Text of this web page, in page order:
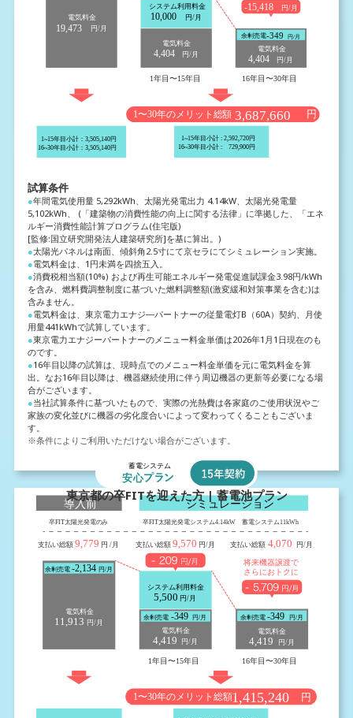
試算条件
●年間電気使用量 5,292kWh、太陽光発電出力 4.14kW、太陽光発電量
5,102kWh、 (「建築物の消費性能の向上に関する法律」に準拠した、「エネ
ルギー消費性能計算プログラム(住宅版)
[監修:国立研究開発法人建築研究所]を基に算出。)
●太陽光パネルは南面、傾斜角2.5寸にて京セラにてシミュレーション実施。
●電気料金は、1円未満を四捨五入。
●消費税相当額(10%) および再生可能エネルギー発電促進賦課金3.98円/kWh
を含み、燃料費調整制度に基づいた燃料調整額(激変緩和対策事業を含む)は
含みません。
●電気料金は、東京電力エナジ―パートナーの従量電灯B（60A）契約、月使
用量441kWhで試算しています。
●東京電力エナジーパートナーのメニュー料金単価は2026年1月1日現在のも
のです。
●16年目以降の試算は、現時点でのメニュー料金単価を元に電気料金を算
出。なお16年目以降は、機器継続使用に伴う 周辺機器の更新等必要になる場
合がございます。
●当社試算条件に基づいたもので、実際の光熱費は各家庭のご使用状況やご
家族の変化並びに機器の劣化度合いによって変わってくることもございま
す。
※条件によりご利用いただけない場合がございます。
東京都の卒FITを迎えた方 | 蓄電池プラン